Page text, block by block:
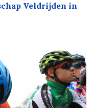
Veldrijden in
gear